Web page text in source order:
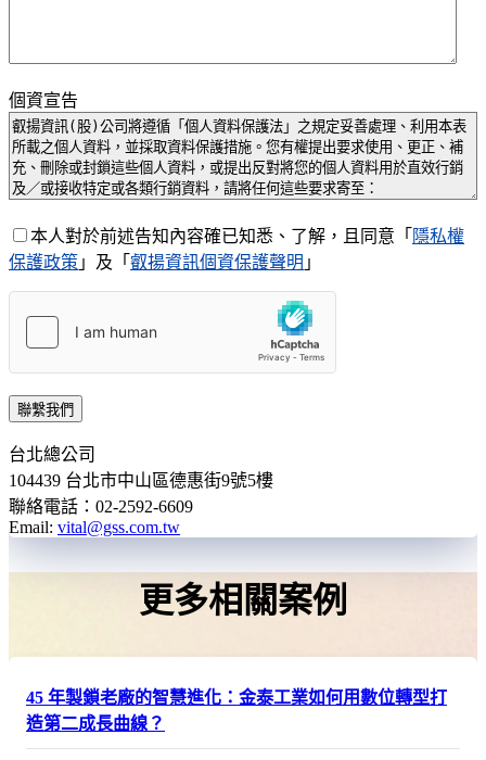
個資宣告
本人對於前述告知內容確已知悉、了解，且同意「 隱私權
保護政策 」及「 叡揚資訊個資保護聲明 」
聯繫我們
台北總公司
104439 台北市中山區德惠街9號5樓
聯絡電話：02-2592-6609
Email: vital@gss.com.tw
更多相關案例
45 年製鎖老廠的智慧進化：金泰工業如何用數位轉型打
造第二成長曲線？